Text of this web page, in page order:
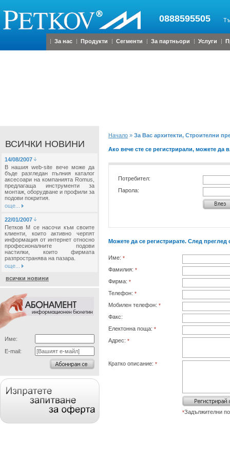
За нас Продукти Сегменти За партньори Услуги
ВСИЧКИ НОВИНИ
14/08/2007
В нашия web-site вече може да
бъде разгледан пълния каталог
аксесоари на компанията Romus,
предлагаща инструменти за
монтаж, оборудване и профили за
подови покрития.
още...
22/01/2007
Петков М се насочи към своите
клиенти, които активно черпят
информация от интернет относно
професионалните подови
настилки, които фирмата
разпространява на пазара.
още...
всички новини
Име:
E-mail:
Начало » За Вас архитекти, Строителни
Ако вече сте се регистрирали, можете да
Потребител:
Парола:
Можете да се регистрирате. След
Име: *
Фамилия: *
Фирма: *
Телефон: *
Мобилен телефон: *
Факс:
Електонна поща: *
Адрес: *
Кратко описание: *
*Задължителни
0888595505